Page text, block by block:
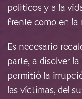
políticos y a la
frente como en la
Es necesario
parte, a disolver
permitió la
las víctimas, del